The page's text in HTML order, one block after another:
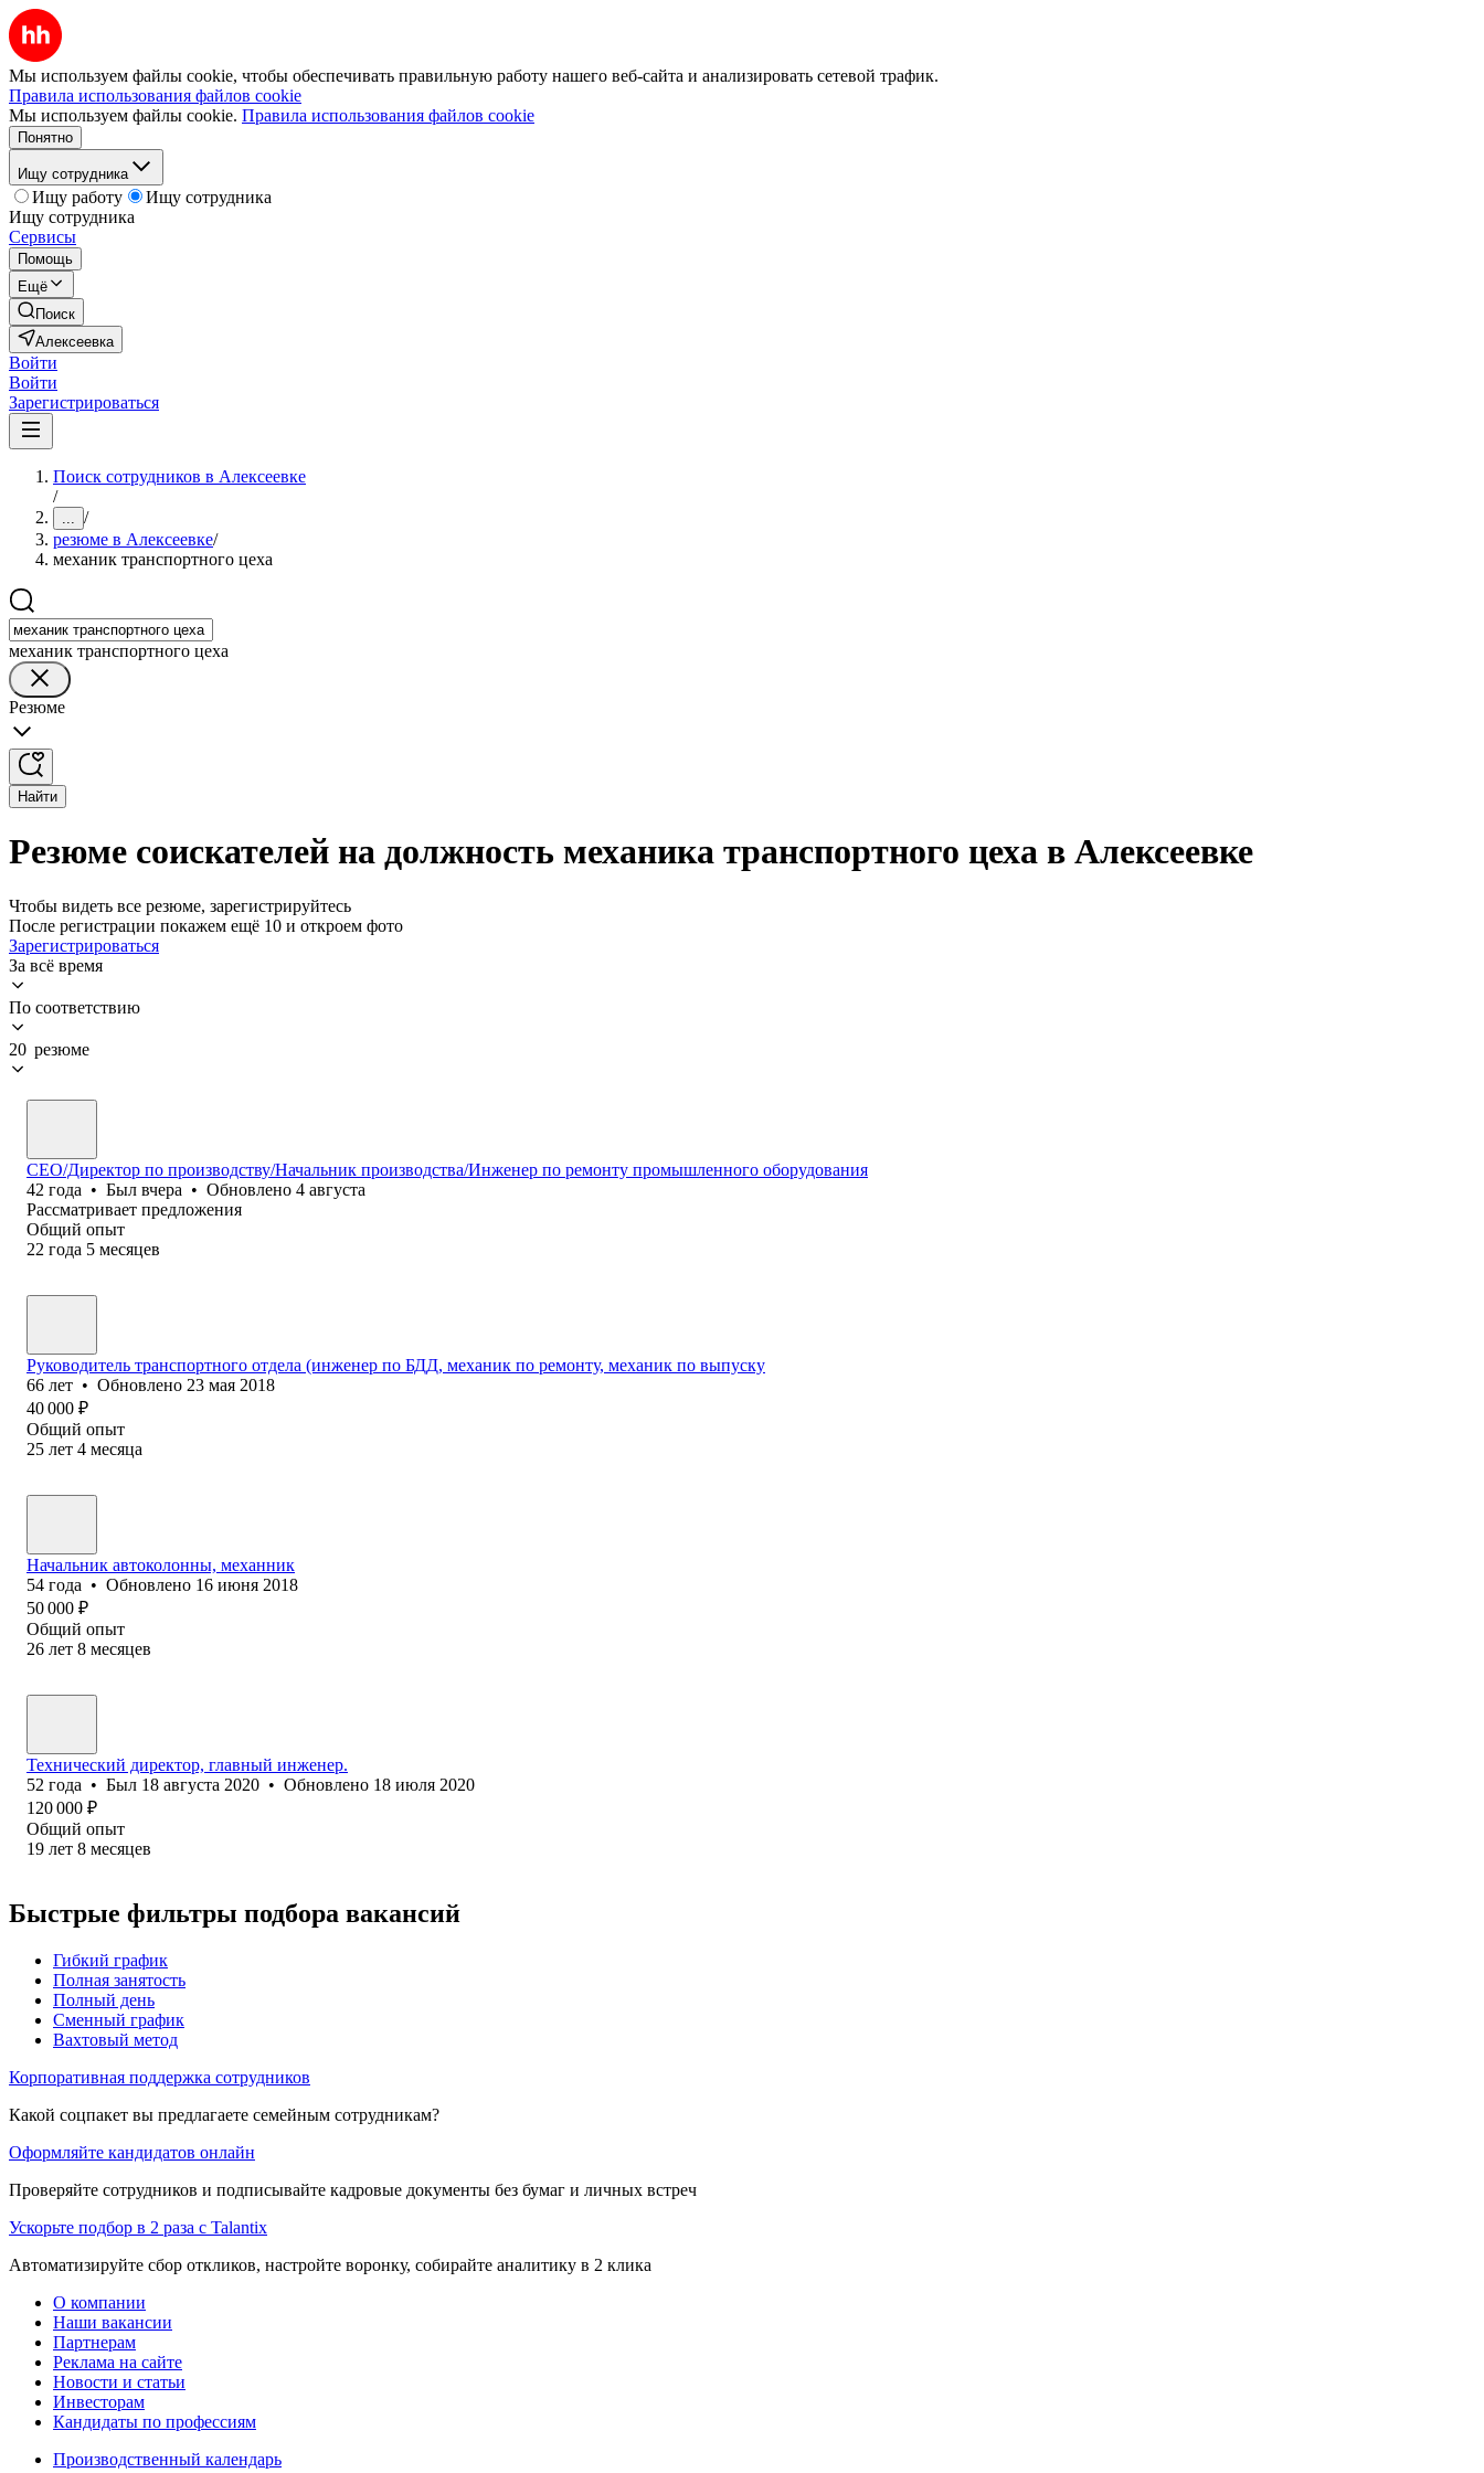
Мы используем файлы cookie, чтобы обеспечивать правильную работу нашего веб-сайта и анализировать сетевой трафик.
Правила использования файлов cookie
Мы используем файлы cookie. Правила использования файлов cookie
Понятно
Ищу сотрудника
Ищу работу
Ищу сотрудника
Ищу сотрудника
Сервисы
Помощь
Ещё
Поиск
Алексеевка
Войти
Войти
Зарегистрироваться
Поиск сотрудников в Алексеевке
/
... /
резюме в Алексеевке/
механик транспортного цеха
механик транспортного цеха
Резюме
Найти
Резюме соискателей на должность механика транспортного цеха в Алексеевке
Чтобы видеть все резюме, зарегистрируйтесь
После регистрации покажем ещё 10 и откроем фото
Зарегистрироваться
За всё время
По соответствию
20 резюме
СЕО/Директор по производству/Начальник производства/Инженер по ремонту промышленного оборудования
42 года • Был вчера • Обновлено 4 августа
Рассматривает предложения
Общий опыт
22 года 5 месяцев
Руководитель транспортного отдела (инженер по БДД, механик по ремонту, механик по выпуску
66 лет • Обновлено 23 мая 2018
40 000 ₽
Общий опыт
25 лет 4 месяца
Начальник автоколонны, механник
54 года • Обновлено 16 июня 2018
50 000 ₽
Общий опыт
26 лет 8 месяцев
Технический директор, главный инженер.
52 года • Был 18 августа 2020 • Обновлено 18 июля 2020
120 000 ₽
Общий опыт
19 лет 8 месяцев
Быстрые фильтры подбора вакансий
Гибкий график
Полная занятость
Полный день
Сменный график
Вахтовый метод
Корпоративная поддержка сотрудников
Какой соцпакет вы предлагаете семейным сотрудникам?
Оформляйте кандидатов онлайн
Проверяйте сотрудников и подписывайте кадровые документы без бумаг и личных встреч
Ускорьте подбор в 2 раза с Talantix
Автоматизируйте сбор откликов, настройте воронку, собирайте аналитику в 2 клика
О компании
Наши вакансии
Партнерам
Реклама на сайте
Новости и статьи
Инвесторам
Кандидаты по профессиям
Производственный календарь